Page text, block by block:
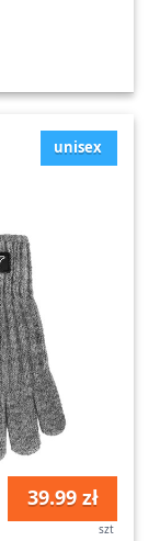
unisex
39.99 zł
szt